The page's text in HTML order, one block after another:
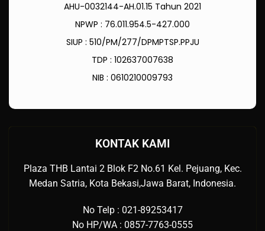
AHU-0032144-AH.01.15 Tahun 2021
NPWP : 76.011.954.5-427.000
SIUP : 510/PM/277/DPMPTSP.PPJU
TDP : 102637007638
NIB : 0610210009793
KONTAK KAMI
Plaza THB Lantai 2 Blok F2 No.61 Kel. Pejuang, Kec.
Medan Satria, Kota Bekasi,Jawa Barat, Indonesia.
No Telp : 021-89253417
No HP/WA : 0857-7763-0555